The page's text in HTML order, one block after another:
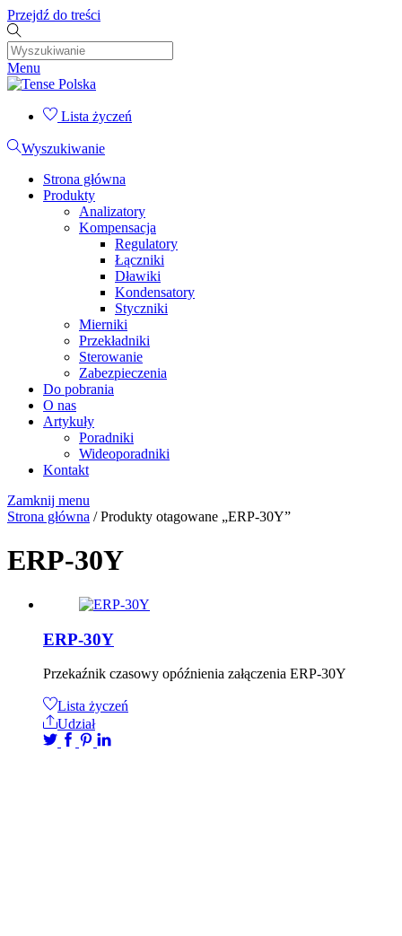
Przejdź do treści
Menu
Lista życzeń
Wyszukiwanie
Strona główna
Produkty
Analizatory
Kompensacja
Regulatory
Łączniki
Dławiki
Kondensatory
Styczniki
Mierniki
Przekładniki
Sterowanie
Zabezpieczenia
Do pobrania
O nas
Artykuły
Poradniki
Wideoporadniki
Kontakt
Zamknij menu
Strona główna / Produkty otagowane „ERP-30Y”
ERP-30Y
ERP-30Y
Przekaźnik czasowy opóźnienia załączenia ERP-30Y
Lista życzeń
Udział